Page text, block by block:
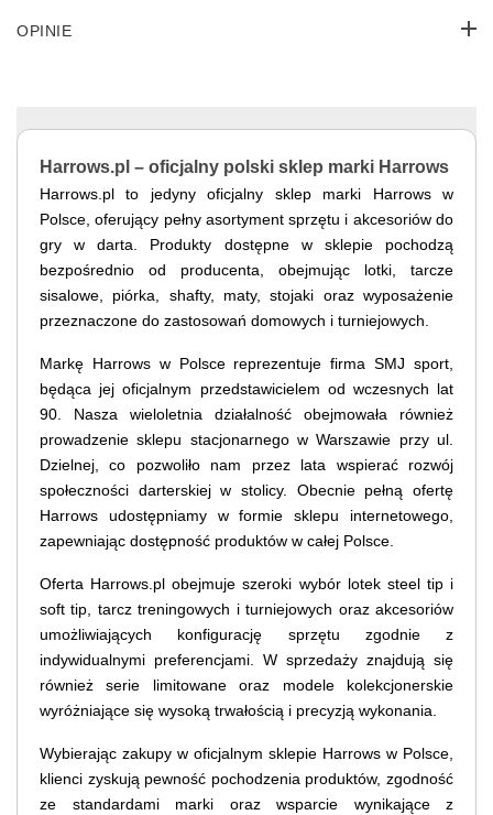
OPINIE
Harrows.pl – oficjalny polski sklep marki Harrows
Harrows.pl to jedyny oficjalny sklep marki Harrows w
Polsce, oferujący pełny asortyment sprzętu i akcesoriów do
gry w darta. Produkty dostępne w sklepie pochodzą
bezpośrednio od producenta, obejmując lotki, tarcze
sisalowe, piórka, shafty, maty, stojaki oraz wyposażenie
przeznaczone do zastosowań domowych i turniejowych.
Markę Harrows w Polsce reprezentuje firma SMJ sport,
będąca jej oficjalnym przedstawicielem od wczesnych lat
90. Nasza wieloletnia działalność obejmowała również
prowadzenie sklepu stacjonarnego w Warszawie przy ul.
Dzielnej, co pozwoliło nam przez lata wspierać rozwój
społeczności darterskiej w stolicy. Obecnie pełną ofertę
Harrows udostępniamy w formie sklepu internetowego,
zapewniając dostępność produktów w całej Polsce.
Oferta Harrows.pl obejmuje szeroki wybór lotek steel tip i
soft tip, tarcz treningowych i turniejowych oraz akcesoriów
umożliwiających konfigurację sprzętu zgodnie z
indywidualnymi preferencjami. W sprzedaży znajdują się
również serie limitowane oraz modele kolekcjonerskie
wyróżniające się wysoką trwałością i precyzją wykonania.
Wybierając zakupy w oficjalnym sklepie Harrows w Polsce,
klienci zyskują pewność pochodzenia produktów, zgodność
ze standardami marki oraz wsparcie wynikające z